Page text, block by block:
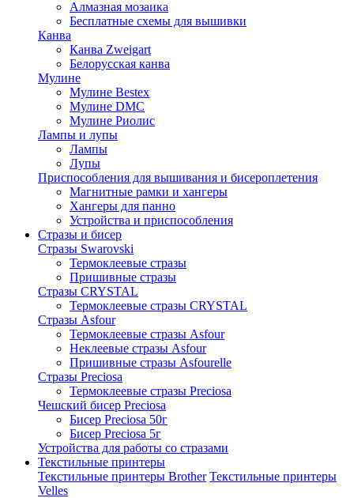
Алмазная мозаика
Бесплатные схемы для вышивки
Канва
Канва Zweigart
Белорусская канва
Мулине
Мулине Bestex
Мулине DMC
Мулине Риолис
Лампы и лупы
Лампы
Лупы
Приспособления для вышивания и бисероплетения
Магнитные рамки и хангеры
Хангеры для панно
Устройства и приспособления
Стразы и бисер
Стразы Swarovski
Термоклеевые стразы
Пришивные стразы
Стразы CRYSTAL
Термоклеевые стразы CRYSTAL
Стразы Asfour
Термоклеевые стразы Asfour
Неклеевые стразы Asfour
Пришивные стразы Asfourelle
Стразы Preciosa
Термоклеевые стразы Preciosa
Чешский бисер Preciosa
Бисер Preciosa 50г
Бисер Preciosa 5г
Устройства для работы со стразами
Текстильные принтеры
Текстильные принтеры Brother Текстильные принтеры
Velles